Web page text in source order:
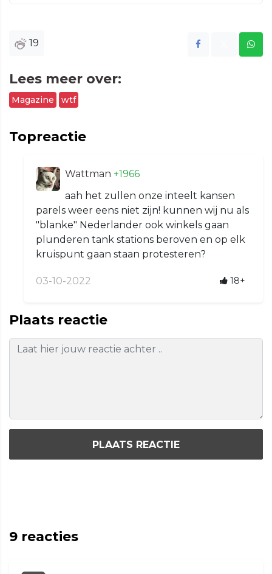
19
Lees meer over:
Magazine wtf
Topreactie
Wattman +1966
aah het zullen onze inteelt kansen
parels weer eens niet zijn! kunnen wij nu als
"blanke" Nederlander ook winkels gaan
plunderen tank stations beroven en op elk
kruispunt gaan staan protesteren?
03-10-2022 18+
Plaats reactie
PLAATS REACTIE
9 reacties